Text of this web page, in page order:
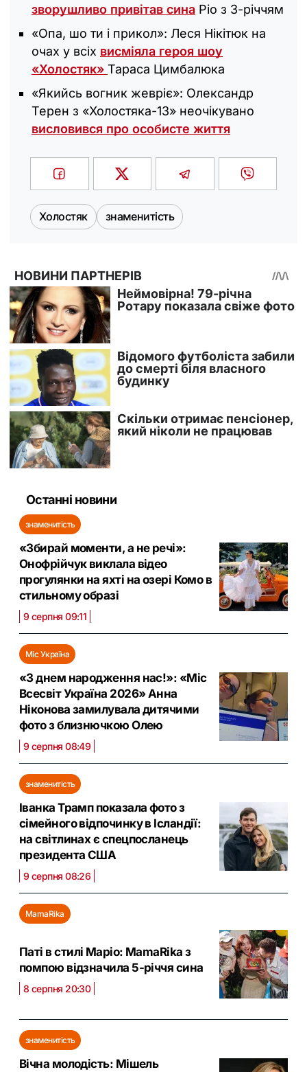
зворушливо привітав сина Ріо з 3-річчям
«Опа, шо ти і прикол»: Леся Нікітюк на
очах у всіх висміяла героя шоу
«‎Холостяк» Тараса Цимбалюка
«Якийсь вогник жевріє»: Олександр
Терен з «Холостяка-13» неочікувано
висловився про особисте життя
Холостяк знаменитість
Останні новини
знаменитість
«Збирай моменти, а не речі»:
Онофрійчук виклала відео
прогулянки на яхті на озері Комо в
стильному образі
9 серпня 09:11
Міс Україна
«З днем народження нас!»: «Міс
Всесвіт Україна 2026» Анна
Ніконова замилувала дитячими
фото з близнючкою Олею
9 серпня 08:49
знаменитість
Іванка Трамп показала фото з
сімейного відпочинку в Ісландії:
на світлинах є спецпосланець
президента США
9 серпня 08:26
MamaRika
Паті в стилі Маріо: MamaRika з
помпою відзначила 5-річчя сина
8 серпня 20:30
знаменитість
Вічна молодість: Мішель